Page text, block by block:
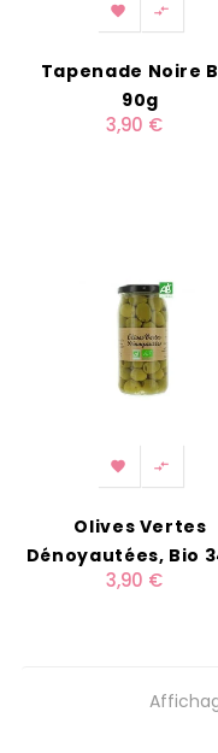
 
Tapenade Noire
90g
3,90 €
 
Olives Vertes
Dénoyautées, Bio
3,90 €